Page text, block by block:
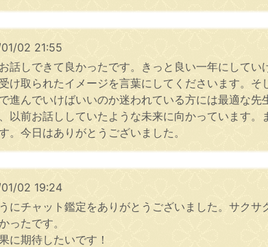
02 21:55
話しできて良かったです。きっと良い一年にしてい
け取られたイメージを言葉にしてくださいます。
進んでいけばいいのか迷われている方には最適な先
以前お話ししていたような未来に向かっています
。今日はありがとうございました。
02 19:24
にチャット鑑定をありがとうございました。サク
ったです。
に期待したいです！